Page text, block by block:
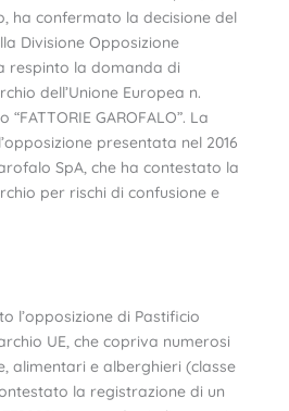
ha confermato la decisione del
Divisione Opposizione
respinto la domanda di
dell’Unione Europea n.
“FATTORIE GAROFALO”. La
presentata nel 2016
SpA, che ha contestato la
per rischi di confusione e
l’opposizione di Pastificio
UE, che copriva numerosi
alimentari e alberghieri (classe
la registrazione di un